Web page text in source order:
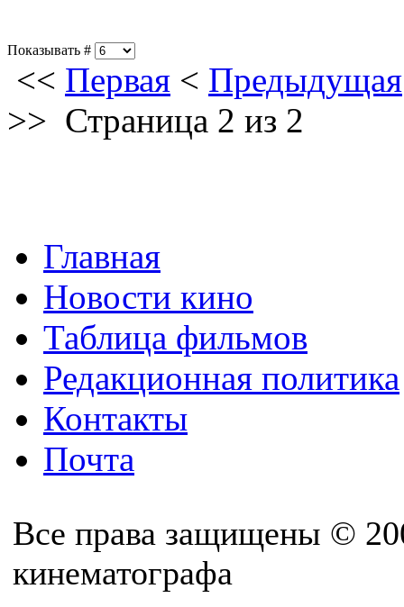
Показывать #
<< Первая < Предыдущая
>> Страница 2 из 2
Главная
Новости кино
Таблица фильмов
Редакционная политика
Контакты
Почта
Все права защищены ©
кинематографа